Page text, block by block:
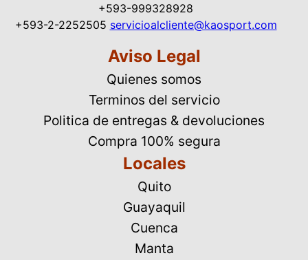
+593-999328928
+593-2-2252505 servicioalcliente@kaosport.com
Aviso Legal
Quienes somos
Terminos del servicio
Politica de entregas & devoluciones
Compra 100% segura
Locales
Quito
Guayaquil
Cuenca
Manta